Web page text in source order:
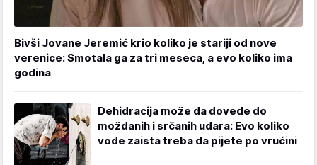
Bivši Jovane Jeremić krio koliko je stariji od nove
verenice: Smotala ga za tri meseca, a evo koliko ima
godina
Dehidracija može da dovede do
moždanih i srčanih udara: Evo koliko
vode zaista treba da pijete po vrućini